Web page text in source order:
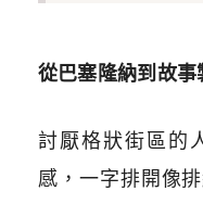
從巴塞隆納到故事
討厭格狀街區的
感，一字排開像